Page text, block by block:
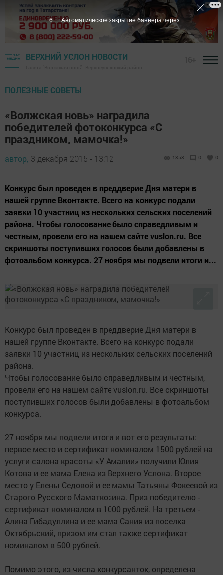
ВЕРХНИЙ УСЛОН НОВОСТИ
ПОЛЕЗНЫЕ СОВЕТЫ
«Волжская новь» наградила
победителей фотоконкурса «С
праздником, мамочка!»
автор, 3 декабря 2015 - 13:12 1358 0 0
Конкурс был проведен в преддверие Дня матери в
нашей группе Вконтакте. Всего на конкурс подали
заявки 10 участниц из нескольких сельских поселений
района. Чтобы голосование было справедливым и
честным, провели его на нашем сайте vuslon.ru. Все
скриншоты поступивших голосов были добавлены в
фотоальбом конкурса. 27 ноября мы подвели итоги и...
Конкурс был проведен в преддверие Дня матери в
нашей группе Вконтакте. Всего на конкурс подали
заявки 10 участниц из нескольких сельских поселений
района.
Чтобы голосование было справедливым и честным,
провели его на нашем сайте vuslon.ru. Все скриншоты
поступивших голосов были добавлены в фотоальбом
конкурса.
27 ноября мы подвели итоги и вот его результаты:
первое место и сертификат номиналом 1500 рублей на
услуги салона красоты «У Амалии» получили Юлия
Котова и ее мама Елена из Верхнего Услона. Второе
место у Елены Седовой и ее мамы Татьяны Фокеевой из
Старого Русского Маматкозина. Приз победителю -
сертификат номиналом в 1000 рублей. На третьем -
Алина Гибадуллина и ее мама Сания из поселка
Октябрьский, призом им стал также сертификат
номиналом в 500 рублей.
Помимо этого, из числа конкурсанток, определена
4 Автоматическое закрытие баннера через